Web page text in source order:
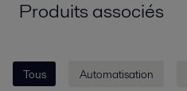
Produits associés
Tous Automatisation